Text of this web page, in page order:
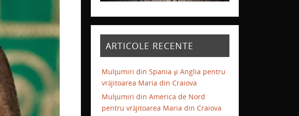
ARTICOLE RECENTE
Mulţumiri din Spania şi Anglia pentru
vrăjitoarea Maria din Craiova
Mulţumiri din America de Nord
pentru vrăjitoarea Maria din Craiova